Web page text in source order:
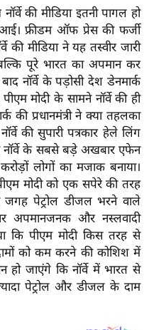
की मीडिया इतनी पागल हो
फ्रीडम ऑफ प्रेस की फर्जी
की मीडिया ने यह तस्वीर जारी
पूरे भारत का अपमान कर
नॉर्वे के पड़ोसी देश डेनमार्क
मोदी के सामने नॉर्वे की ही
की प्रधानमंत्री ने क्या तहलका
की सुपारी पत्रकार हेले लिंग
नॉर्वे के सबसे बड़े अखबार एफेन
लोगों का मजाक बनाया।
मोदी को एक सपेरे की तरह
पेट्रोल डीजल भरने वाले
अपमानजनक और नस्लवादी
कि पीएम मोदी किस तरह से
को कम करने की कोशिश में
जाएंगे कि नॉर्वे में भारत से
पेट्रोल और डीजल के दाम